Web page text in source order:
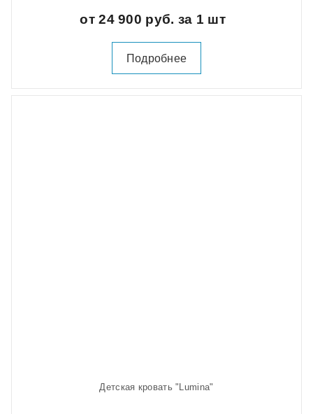
от 24 900 руб. за 1 шт
Подробнее
Детская кровать "Lumina"